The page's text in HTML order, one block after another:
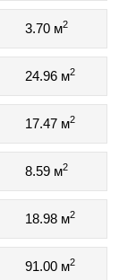
3.70 м2
24.96 м2
17.47 м2
8.59 м2
18.98 м2
91.00 м2